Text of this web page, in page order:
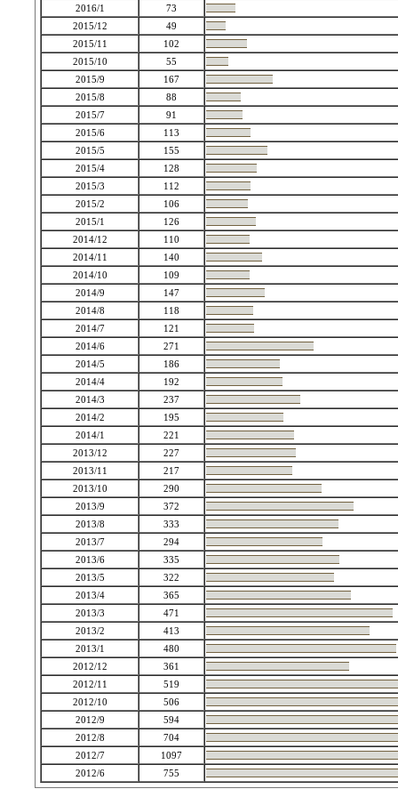
2016/1
73
2015/12
49
2015/11
102
2015/10
55
2015/9
167
2015/8
88
2015/7
91
2015/6
113
2015/5
155
2015/4
128
2015/3
112
2015/2
106
2015/1
126
2014/12
110
2014/11
140
2014/10
109
2014/9
147
2014/8
118
2014/7
121
2014/6
271
2014/5
186
2014/4
192
2014/3
237
2014/2
195
2014/1
221
2013/12
227
2013/11
217
2013/10
290
2013/9
372
2013/8
333
2013/7
294
2013/6
335
2013/5
322
2013/4
365
2013/3
471
2013/2
413
2013/1
480
2012/12
361
2012/11
519
2012/10
506
2012/9
594
2012/8
704
2012/7
1097
2012/6
755